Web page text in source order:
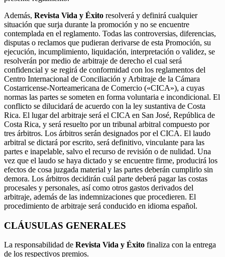
Además, Revista Vida y Éxito resolverá y definirá cualquier
situación que surja durante la promoción y no se encuentre
contemplada en el reglamento. Todas las controversias, diferencias,
disputas o reclamos que pudieran derivarse de esta Promoción, su
ejecución, incumplimiento, liquidación, interpretación o validez, se
resolverán por medio de arbitraje de derecho el cual será
confidencial y se regirá de conformidad con los reglamentos del
Centro Internacional de Conciliación y Arbitraje de la Cámara
Costarricense-Norteamericana de Comercio («CICA»), a cuyas
normas las partes se someten en forma voluntaria e incondicional. El
conflicto se dilucidará de acuerdo con la ley sustantiva de Costa
Rica. El lugar del arbitraje será el CICA en San José, República de
Costa Rica, y será resuelto por un tribunal arbitral compuesto por
tres árbitros. Los árbitros serán designados por el CICA. El laudo
arbitral se dictará por escrito, será definitivo, vinculante para las
partes e inapelable, salvo el recurso de revisión o de nulidad. Una
vez que el laudo se haya dictado y se encuentre firme, producirá los
efectos de cosa juzgada material y las partes deberán cumplirlo sin
demora. Los árbitros decidirán cuál parte deberá pagar las costas
procesales y personales, así como otros gastos derivados del
arbitraje, además de las indemnizaciones que procedieren. El
procedimiento de arbitraje será conducido en idioma español.
CLÁUSULAS GENERALES
La responsabilidad de Revista Vida y Éxito finaliza con la entrega
de los respectivos premios.